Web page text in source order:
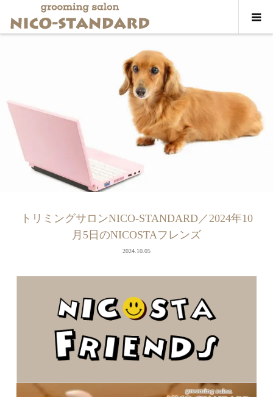
トリミングサロンNICO-STANDARD／2024年10
月5日のNICOSTAフレンズ
2024.10.05